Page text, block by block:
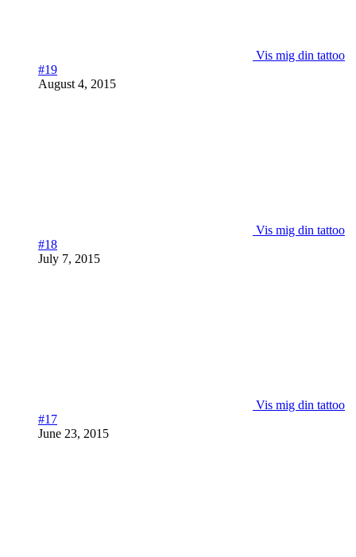
Vis mig din tattoo
#19
August 4, 2015
Vis mig din tattoo
#18
July 7, 2015
Vis mig din tattoo
#17
June 23, 2015